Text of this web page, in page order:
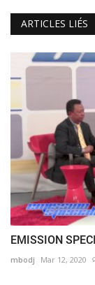
ARTICLES LIÉS
EMISSION
mbodj Mar 12, 2020